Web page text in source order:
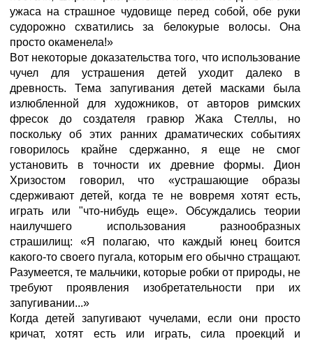
ужаса на страшное чудовище перед собой, обе руки
судорожно схватились за белокурые волосы. Она
просто окаменела!»
Вот некоторые доказательства того, что использование
чучел для устрашения детей уходит далеко в
древность. Тема запугивания детей масками была
излюбленной для художников, от авторов римских
фресок до создателя гравюр Жака Стеллы, но
поскольку об этих ранних драматических событиях
говорилось крайне сдержанно, я еще не смог
установить в точности их древние формы. Дион
Хризостом говорил, что «устрашающие образы
сдерживают детей, когда те не вовремя хотят есть,
играть или "что-нибудь еще». Обсуждались теории
наилучшего использования разнообразных
страшилищ: «Я полагаю, что каждый юнец боится
какого-то своего пугала, которым его обычно стращают.
Разумеется, те мальчики, которые робки от природы, не
требуют проявления изобретательности при их
запугивании...»
Когда детей запугивают чучелами, если они просто
кричат, хотят есть или играть, сила проекций и